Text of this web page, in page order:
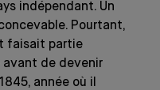
indépendant. Un
Pourtant,
faisait partie
de devenir
année où il